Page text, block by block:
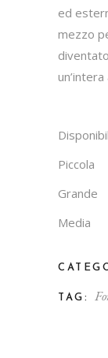
ed
mezzo
Piccola
Grande
Media
TAG: